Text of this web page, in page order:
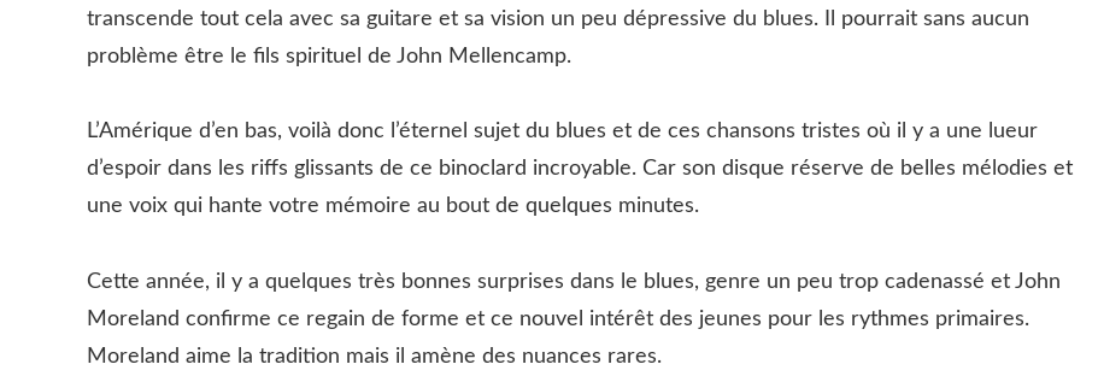
transcende tout cela avec sa guitare et sa vision un peu dépressive du blues. Il pourrait sans aucun
problème être le fils spirituel de John Mellencamp.
L’Amérique d’en bas, voilà donc l’éternel sujet du blues et de ces chansons tristes où il y a une lueur
d’espoir dans les riffs glissants de ce binoclard incroyable. Car son disque réserve de belles mélodies et
une voix qui hante votre mémoire au bout de quelques minutes.
Cette année, il y a quelques très bonnes surprises dans le blues, genre un peu trop cadenassé et John
Moreland confirme ce regain de forme et ce nouvel intérêt des jeunes pour les rythmes primaires.
Moreland aime la tradition mais il amène des nuances rares.